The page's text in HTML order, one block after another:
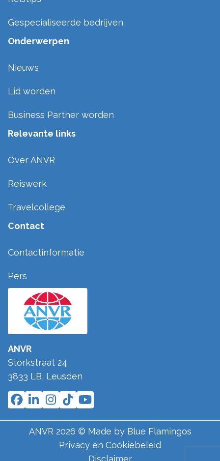
ANVR
Storkstraat 24
3833 LB, Leusden
Gespecialiseerde bedrijven
Onderwerpen
Nieuws
Lid worden
Business Partner worden
Relevante links
Over ANVR
Reiswerk
Travelcollege
Contact
Contactinformatie
Pers
ANVR 2026 © Made by Blue Flamingos
Privacy en Cookiebeleid
Disclaimer